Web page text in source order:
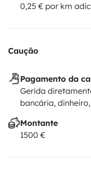
0,25 € por km
Caução
Pagamento da
Gerida
bancária,
Montante
1500 €